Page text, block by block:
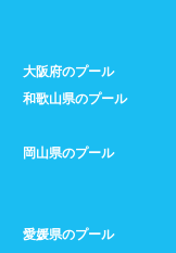
大阪府のプール
和歌山県のプール
岡山県のプール
愛媛県のプール